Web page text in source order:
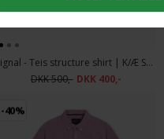
2 stk. 700.-
Signal - Teis structure shirt | K/Æ Skjorte Green Ivy
DKK 500,- DKK 400,-
-40%